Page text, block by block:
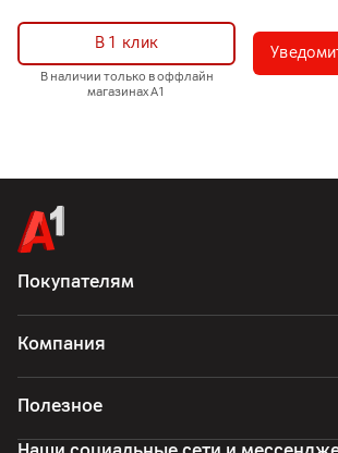
В 1 клик
В наличии только в оффлайн
магазинах А1
Покупателям
Компания
Полезное